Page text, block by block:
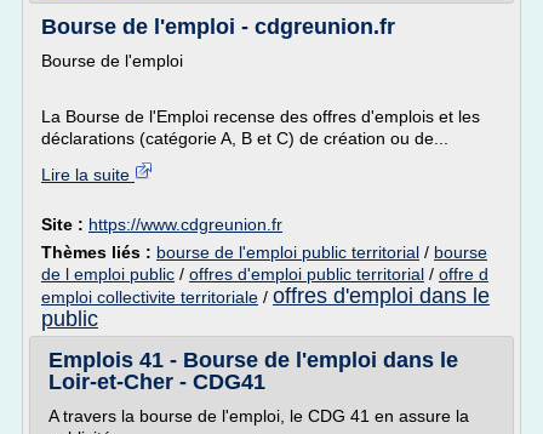
Bourse de l'emploi - cdgreunion.fr
Bourse de l'emploi
La Bourse de l'Emploi recense des offres d'emplois et les
déclarations (catégorie A, B et C) de création ou de...
Lire la suite
Site : https://www.cdgreunion.fr
Thèmes liés : bourse de l'emploi public territorial / bourse
de l emploi public / offres d'emploi public territorial / offre d
emploi collectivite territoriale / offres d'emploi dans le
public
Emplois 41 - Bourse de l'emploi dans le
Loir-et-Cher - CDG41
A travers la bourse de l'emploi, le CDG 41 en assure la